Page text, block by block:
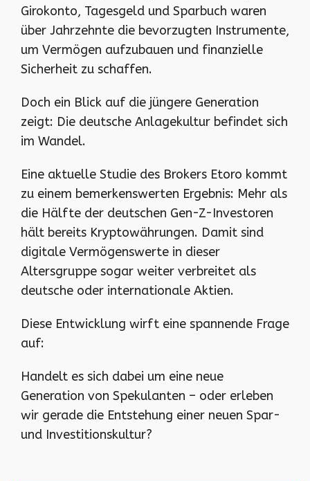
Girokonto, Tagesgeld und Sparbuch waren
über Jahrzehnte die bevorzugten Instrumente,
um Vermögen aufzubauen und finanzielle
Sicherheit zu schaffen.
Doch ein Blick auf die jüngere Generation
zeigt: Die deutsche Anlagekultur befindet sich
im Wandel.
Eine aktuelle Studie des Brokers Etoro kommt
zu einem bemerkenswerten Ergebnis: Mehr als
die Hälfte der deutschen Gen-Z-Investoren
hält bereits Kryptowährungen. Damit sind
digitale Vermögenswerte in dieser
Altersgruppe sogar weiter verbreitet als
deutsche oder internationale Aktien.
Diese Entwicklung wirft eine spannende Frage
auf:
Handelt es sich dabei um eine neue
Generation von Spekulanten – oder erleben
wir gerade die Entstehung einer neuen Spar-
und Investitionskultur?